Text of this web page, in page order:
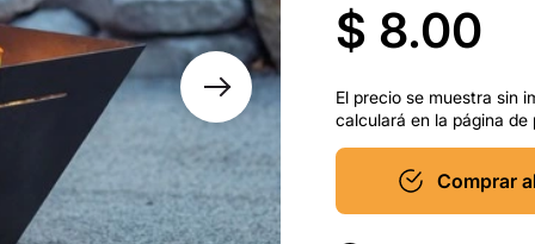
$ 8.00
El precio se muestra sin
calculará en la página de
Comprar